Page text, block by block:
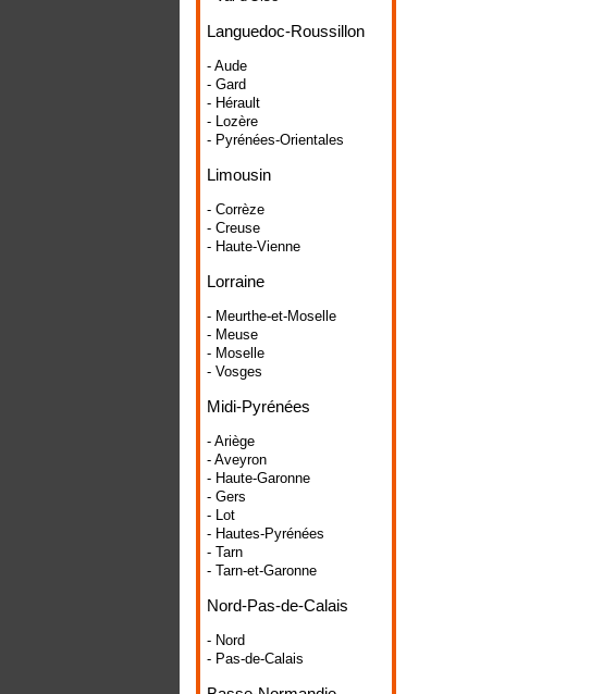
Languedoc-Roussillon
- Aude
- Gard
- Hérault
- Lozère
- Pyrénées-Orientales
Limousin
- Corrèze
- Creuse
- Haute-Vienne
Lorraine
- Meurthe-et-Moselle
- Meuse
- Moselle
- Vosges
Midi-Pyrénées
- Ariège
- Aveyron
- Haute-Garonne
- Gers
- Lot
- Hautes-Pyrénées
- Tarn
- Tarn-et-Garonne
Nord-Pas-de-Calais
- Nord
- Pas-de-Calais